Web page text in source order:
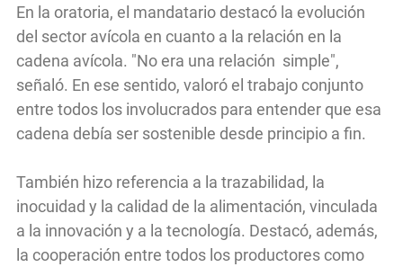
En la oratoria, el mandatario destacó la evolución
del sector avícola en cuanto a la relación en la
cadena avícola. "No era una relación simple",
señaló. En ese sentido, valoró el trabajo conjunto
entre todos los involucrados para entender que esa
cadena debía ser sostenible desde principio a fin.
También hizo referencia a la trazabilidad, la
inocuidad y la calidad de la alimentación, vinculada
a la innovación y a la tecnología. Destacó, además,
la cooperación entre todos los productores como